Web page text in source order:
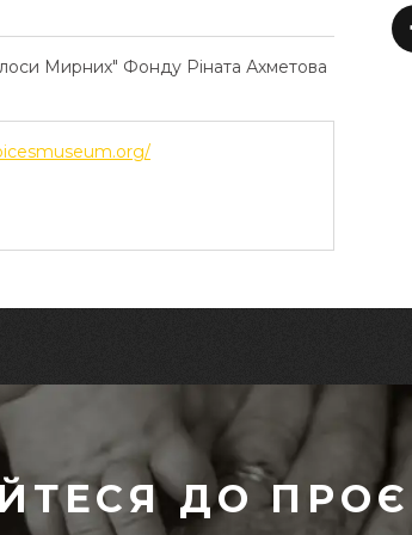
Мирних" Фонду Ріната Ахметова
ДО